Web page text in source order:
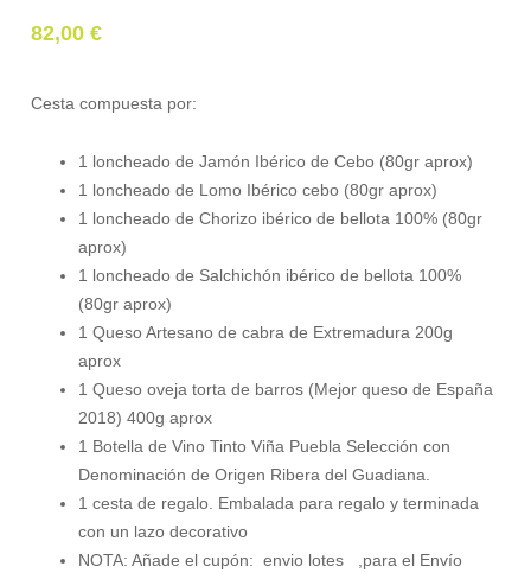
82,00€
Cesta compuesta por:
1 loncheado de Jamón Ibérico de Cebo (80gr aprox)
1 loncheado de Lomo Ibérico cebo (80gr aprox)
1 loncheado de Chorizo ibérico de bellota 100% (80gr
aprox)
1 loncheado de Salchichón ibérico de bellota 100%
(80gr aprox)
1 Queso Artesano de cabra de Extremadura 200g
aprox
1 Queso oveja torta de barros (Mejor queso de España
2018) 400g aprox
1 Botella de Vino Tinto Viña Puebla Selección con
Denominación de Origen Ribera del Guadiana.
1 cesta de regalo. Embalada para regalo y terminada
con un lazo decorativo
NOTA: Añade el cupón: envio lotes ,para el Envío